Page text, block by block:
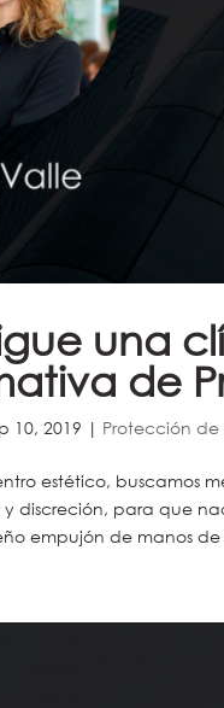
una
de
10, 2019 | Protección
estético, buscamos
discreción, para que
empujón de manos de